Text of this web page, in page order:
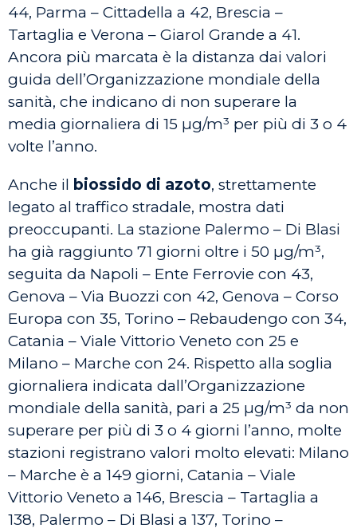
44, Parma – Cittadella a 42, Brescia –
Tartaglia e Verona – Giarol Grande a 41.
Ancora più marcata è la distanza dai valori
guida dell’Organizzazione mondiale della
sanità, che indicano di non superare la
media giornaliera di 15 µg/m³ per più di 3 o 4
volte l’anno.
Anche il biossido di azoto, strettamente
legato al traffico stradale, mostra dati
preoccupanti. La stazione Palermo – Di Blasi
ha già raggiunto 71 giorni oltre i 50 µg/m³,
seguita da Napoli – Ente Ferrovie con 43,
Genova – Via Buozzi con 42, Genova – Corso
Europa con 35, Torino – Rebaudengo con 34,
Catania – Viale Vittorio Veneto con 25 e
Milano – Marche con 24. Rispetto alla soglia
giornaliera indicata dall’Organizzazione
mondiale della sanità, pari a 25 µg/m³ da non
superare per più di 3 o 4 giorni l’anno, molte
stazioni registrano valori molto elevati: Milano
– Marche è a 149 giorni, Catania – Viale
Vittorio Veneto a 146, Brescia – Tartaglia a
138, Palermo – Di Blasi a 137, Torino –